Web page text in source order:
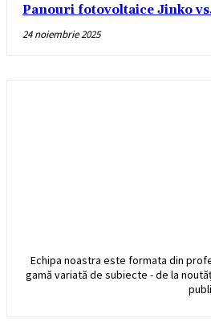
Panouri fotovoltaice Jinko
24 noiembrie 2025
Echipa noastra este formata din
gamă variată de subiecte - de la